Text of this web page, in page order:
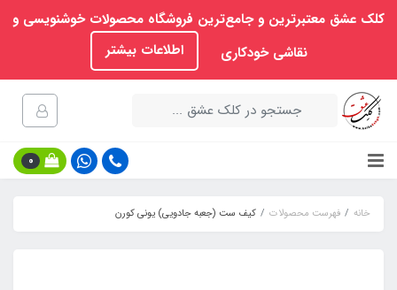
کلک عشق معتبرترین و جامع‌ترین فروشگاه محصولات خوشنویسی و
نقاشی خودکاری
اطلاعات بیشتر
0
خانه فهرست محصولات کیف ست (جعبه جادویی) یونی کورن